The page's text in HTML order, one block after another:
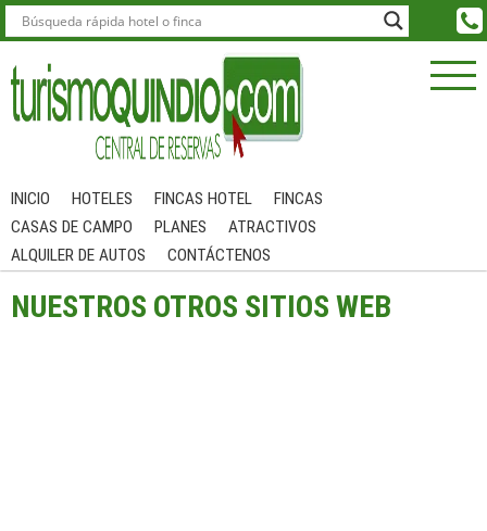
INICIO HOTELES FINCAS HOTEL
FINCAS
CASAS DE CAMPO
PLANES
ATRACTIVOS
ALQUILER DE AUTOS
CONTÁCTENOS
NUESTROS OTROS SITIOS WEB